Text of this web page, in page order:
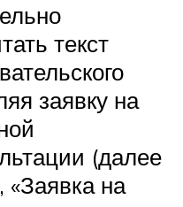
текст
заявку на
(далее
«Заявка на